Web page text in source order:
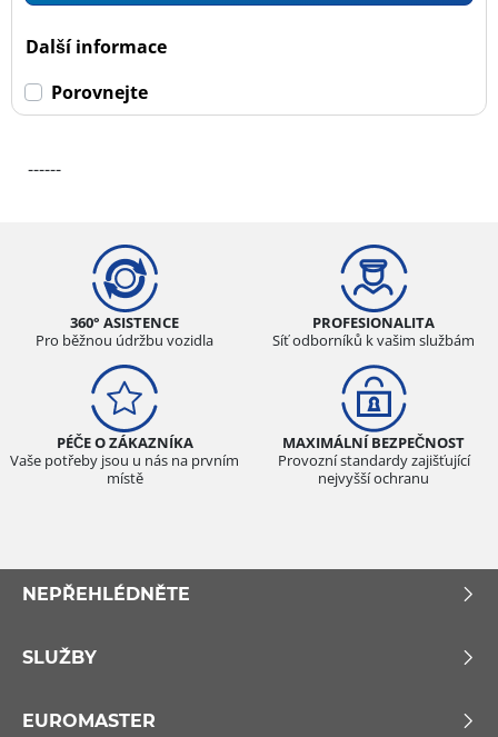
Dojezdové
Dojezdové (1)
Ne dojezdové (1)
Další informace
Porovnejte
------
360° ASISTENCE
Pro běžnou údržbu vozidla
PROFESIONALITA
Síť odborníků k vašim službám
PÉČE O ZÁKAZNÍKA
Vaše potřeby jsou u nás na prvním
místě
MAXIMÁLNÍ BEZPEČNOST
Provozní standardy zajišťující
nejvyšší ochranu
NEPŘEHLÉDNĚTE
SLUŽBY
EUROMASTER